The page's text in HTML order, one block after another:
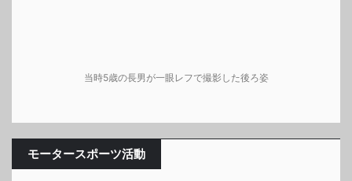
当時5歳の長男が一眼レフで撮影した後ろ姿
モータースポーツ活動